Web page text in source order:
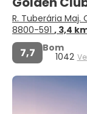
R. Tuberária
8800-591 , 3,4
7,7 Bom
1042